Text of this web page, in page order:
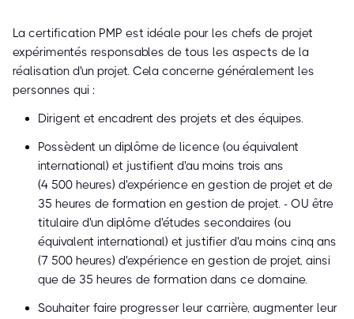
La certification PMP est idéale pour les chefs de projet
expérimentés responsables de tous les aspects de la
réalisation d'un projet. Cela concerne généralement les
personnes qui :
Dirigent et encadrent des projets et des équipes.
Possèdent un diplôme de licence (ou équivalent
international) et justifient d'au moins trois ans
(4 500 heures) d'expérience en gestion de projet et de
35 heures de formation en gestion de projet. - OU être
titulaire d'un diplôme d'études secondaires (ou
équivalent international) et justifier d'au moins cinq ans
(7 500 heures) d'expérience en gestion de projet, ainsi
que de 35 heures de formation dans ce domaine.
Souhaiter faire progresser leur carrière, augmenter leur